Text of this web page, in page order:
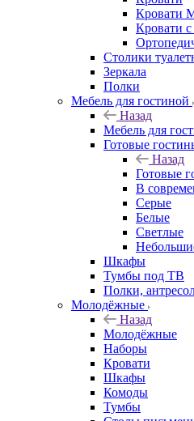
Кровати
Столики
Зеркала
Полки
Мебель для гостиной
Назад
Мебель для
Готовые
Назад
Готовые
В
Серые
Белые
Светлые
Шкафы
Тумбы под ТВ
Полки,
Молодёжные
Назад
Молодёжные
Наборы
Кровати
Шкафы
Комоды
Тумбы